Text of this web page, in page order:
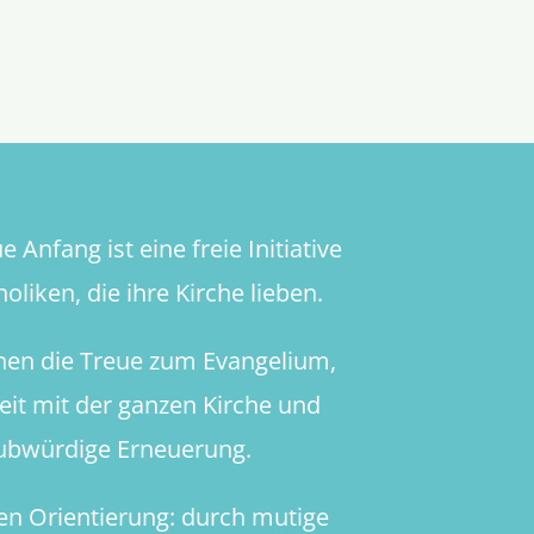
Anfang ist eine freie Initiative
die ihre Kirche lieben.
die Treue zum Evangelium,
mit der ganzen Kirche und
Erneuerung.
Orientierung: durch mutige